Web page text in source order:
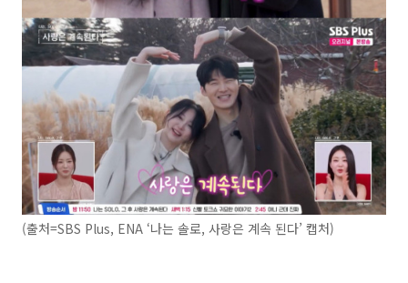
(출처=SBS Plus, ENA ‘나는 솔로, 사랑은 계속 된다’ 캡처)